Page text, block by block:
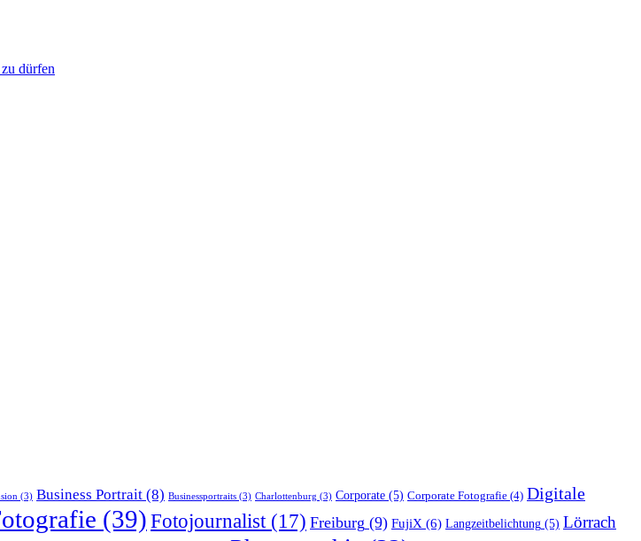
dürfen
(3) Business Portrait (8) Businessportraits (3) Charlottenburg (3) Corporate (5) Corporate Fotografie (4) Digitale
(39) Fotojournalist(17) Freiburg (9) FujiX (6) Langzeitbelichtung (5) Lörrach